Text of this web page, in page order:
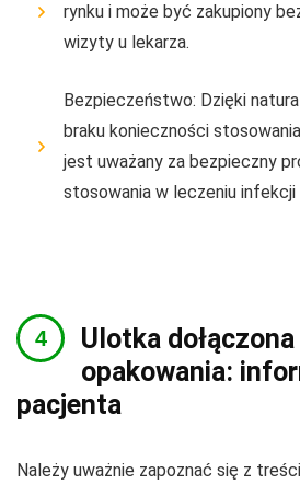
rynku i może być zakupiony
wizyty u lekarza.
Bezpieczeństwo: Dzięki
braku konieczności
jest uważany za bezpieczny
stosowania w leczeniu infekcji
Ulotka
opakowania:
pacjenta
Należy uważnie zapoznać się z